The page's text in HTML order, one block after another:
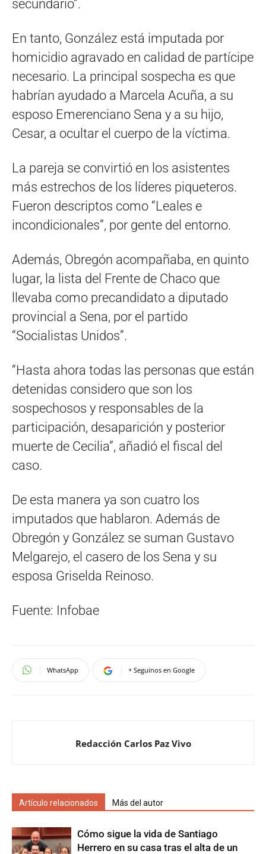
secundario”.
En tanto, González está imputada por
homicidio agravado en calidad de partícipe
necesario. La principal sospecha es que
habrían ayudado a Marcela Acuña, a su
esposo Emerenciano Sena y a su hijo,
Cesar, a ocultar el cuerpo de la víctima.
La pareja se convirtió en los asistentes
más estrechos de los líderes piqueteros.
Fueron descriptos como “Leales e
incondicionales”, por gente del entorno.
Además, Obregón acompañaba, en quinto
lugar, la lista del Frente de Chaco que
llevaba como precandidato a diputado
provincial a Sena, por el partido
“Socialistas Unidos”.
“Hasta ahora todas las personas que están
detenidas considero que son los
sospechosos y responsables de la
participación, desaparición y posterior
muerte de Cecilia”, añadió el fiscal del
caso.
De esta manera ya son cuatro los
imputados que hablaron. Además de
Obregón y González se suman Gustavo
Melgarejo, el casero de los Sena y su
esposa Griselda Reinoso.
Fuente: Infobae
WhatsApp + Seguinos en Google
Redacción Carlos Paz Vivo
Artículo relacionados Más del autor
Cómo sigue la vida de Santiago
Herrero en su casa tras el alta de un